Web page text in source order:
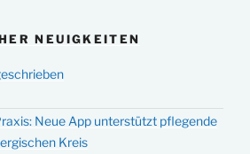
NEUIGKEITEN
Neue App unterstützt pflegende
Kreis